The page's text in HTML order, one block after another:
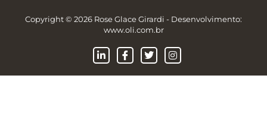
Copyright © 2026 Rose Glace Girardi - Desenvolvimento:
www.oli.com.br